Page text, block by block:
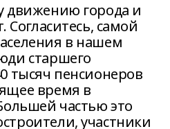
движению города и
Согласитесь, самой
в нашем
старшего
тысяч пенсионеров
время в
частью это
участники